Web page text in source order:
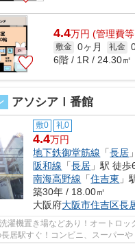
4.4万円 (管理費
敷金 0ヶ月 礼金
6階 / 1R / 24.30㎡
アソシアⅠ番館
敷0 礼0
4.4万円
地下鉄御堂筋線 「長居
阪和線 「長居 」駅 徒歩
南海高野線 「住吉東 」
築30年 / 18.00㎡
大阪府大阪市住吉区長
濯機置き場などあり！オートロッ